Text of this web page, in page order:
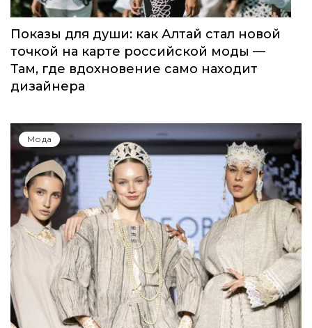
Показы для души: как Алтай стал новой
точкой на карте российской моды —
Там, где вдохновение само находит
дизайнера
Мода